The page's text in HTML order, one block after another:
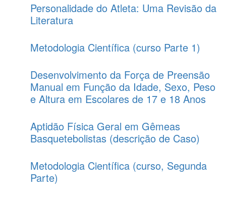
Personalidade do Atleta: Uma Revisão da
Literatura
Metodologia Científica (curso Parte 1)
Desenvolvimento da Força de Preensão
Manual em Função da Idade, Sexo, Peso
e Altura em Escolares de 17 e 18 Anos
Aptidão Física Geral em Gêmeas
Basquetebolistas (descrição de Caso)
Metodologia Científica (curso, Segunda
Parte)